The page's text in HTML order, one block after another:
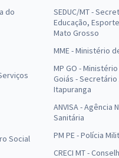
do
Social
SEDUC/MT -
Educação,
Mato Grosso
MME - Ministério
MP GO -
Goiás - Secretário
Itapuranga
ANVISA - Agência
Sanitária
PM PE - Polícia
CRECI MT -